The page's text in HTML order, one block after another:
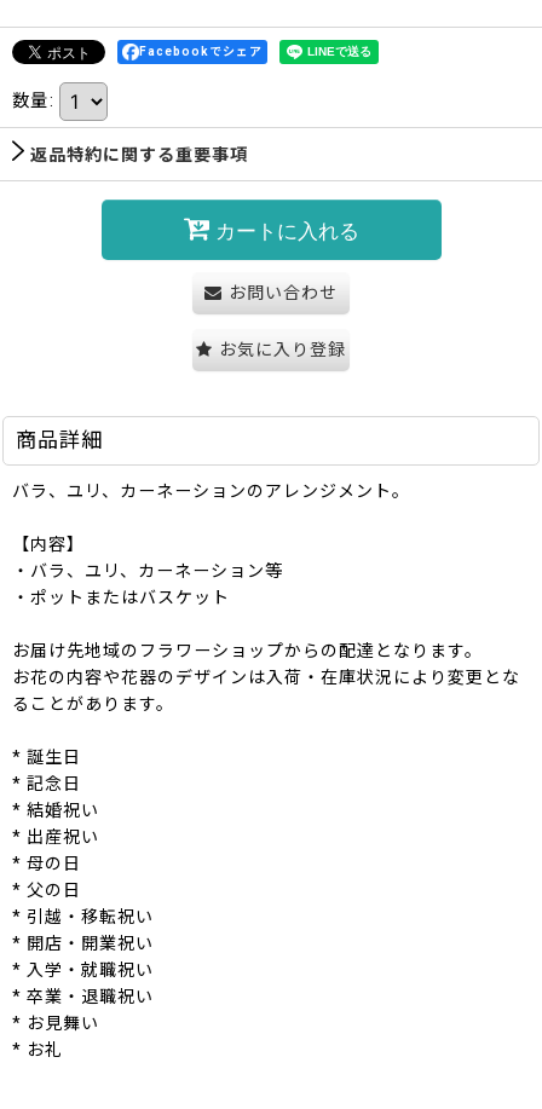
Facebookでシェア
数量:
返品特約に関する重要事項
カートに入れる
お問い合わせ
お気に入り登録
商品詳細
バラ、ユリ、カーネーションのアレンジメント。
【内容】
・バラ、ユリ、カーネーション等
・ポットまたはバスケット
お届け先地域のフラワーショップからの配達となります。
お花の内容や花器のデザインは入荷・在庫状況により変更とな
ることがあります。
* 誕生日
* 記念日
* 結婚祝い
* 出産祝い
* 母の日
* 父の日
* 引越・移転祝い
* 開店・開業祝い
* 入学・就職祝い
* 卒業・退職祝い
* お見舞い
* お礼